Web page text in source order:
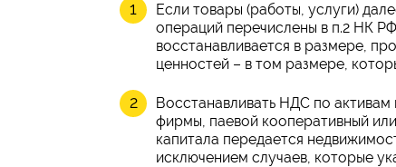
Если товары (работы, услуги)
операций перечислены в п.2 НК
восстанавливается в размере,
ценностей – в том размере,
Восстанавливать НДС по активам
фирмы, паевой кооперативный
капитала передается
исключением случаев, которые